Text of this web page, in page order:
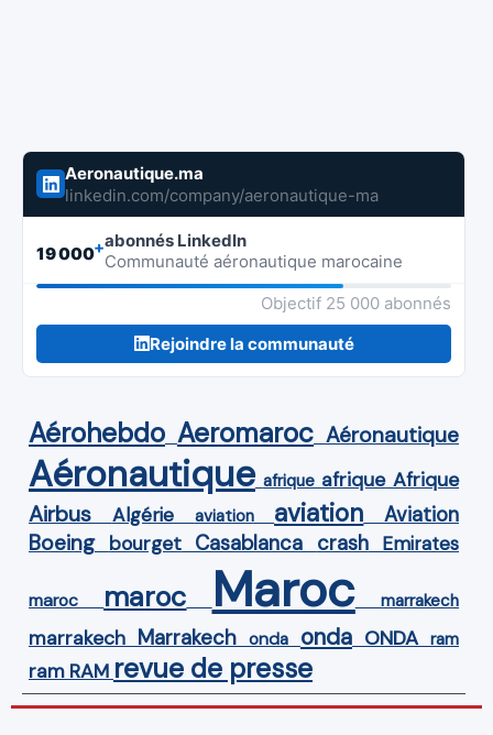
Aeronautique.ma
linkedin.com/company/aeronautique-ma
19 000+abonnés LinkedIn
Communauté aéronautique marocaine
Objectif 25 000 abonnés
Rejoindre la communauté
Aérohebdo Aeromaroc Aéronautique
Aéronautique afrique afrique Afrique
Airbus Algérie aviation aviation Aviation
Boeing bourget Casablanca crash Emirates
maroc maroc Maroc marrakech
marrakech Marrakech onda onda ONDA ram
ram RAM revue de presse